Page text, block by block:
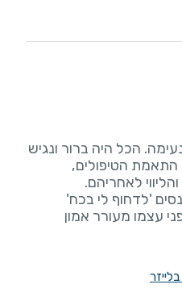
הכל היה ברור ונגיש
הטיפולים,
'לדחוף לי בכח'
עצמו מעורר אמון